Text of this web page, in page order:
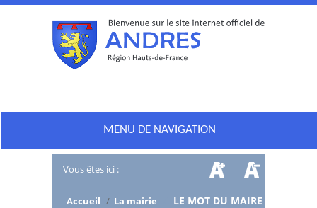
MENU DE NAVIGATION
Vous êtes ici :
Accueil / La mairie LE MOT DU MAIRE